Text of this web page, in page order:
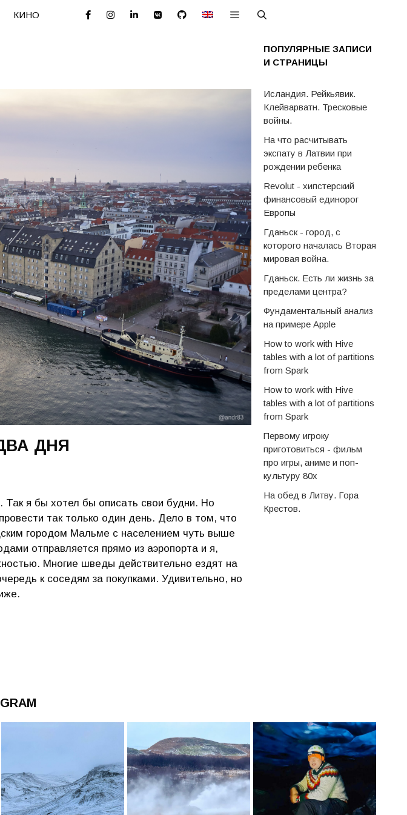
КИНО
ДНЯ
я бы хотел бы описать свои будни. Но
так только один день. Дело в том, что
городом Мальме с населением чуть выше
отправляется прямо из аэропорта и я,
Многие шведы действительно ездят на
к соседям за покупками. Удивительно, но
ПОПУЛЯРНЫЕ ЗАПИСИ
И СТРАНИЦЫ
Исландия. Рейкьявик.
Клейварватн. Тресковые
войны.
На что расчитывать
экспату в Латвии при
рождении ребенка
Revolut - хипстерский
финансовый единорог
Европы
Гданьск - город, с
которого началась Вторая
мировая война.
Гданьск. Есть ли жизнь за
пределами центра?
Фундаментальный анализ
на примере Apple
How to work with Hive
tables with a lot of partitions
from Spark
How to work with Hive
tables with a lot of partitions
from Spark
Первому игроку
приготовиться - фильм
про игры, аниме и поп-
культуру 80х
На обед в Литву. Гора
Крестов.